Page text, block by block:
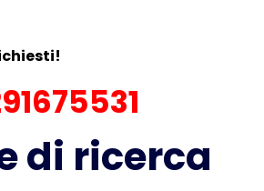
di ricerca